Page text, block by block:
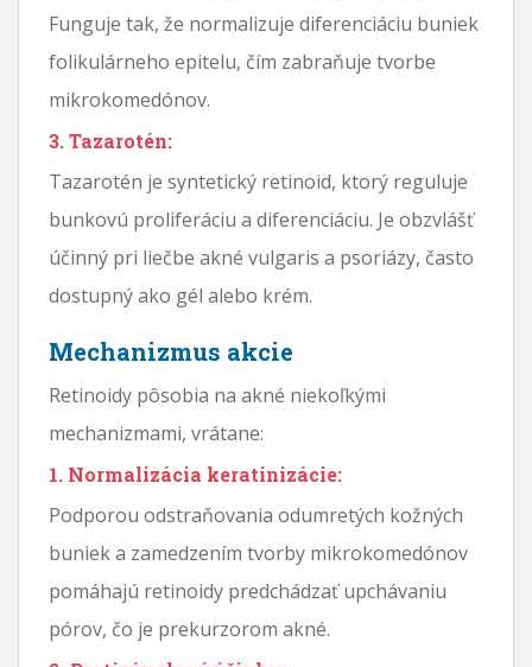
Funguje tak, že normalizuje diferenciáciu buniek
folikulárneho epitelu, čím zabraňuje tvorbe
mikrokomedónov.
3. Tazarotén:
Tazarotén je syntetický retinoid, ktorý reguluje
bunkovú proliferáciu a diferenciáciu. Je obzvlášť
účinný pri liečbe akné vulgaris a psoriázy, často
dostupný ako gél alebo krém.
Mechanizmus akcie
Retinoidy pôsobia na akné niekoľkými
mechanizmami, vrátane:
1. Normalizácia keratinizácie:
Podporou odstraňovania odumretých kožných
buniek a zamedzením tvorby mikrokomedónov
pomáhajú retinoidy predchádzať upchávaniu
pórov, čo je prekurzorom akné.